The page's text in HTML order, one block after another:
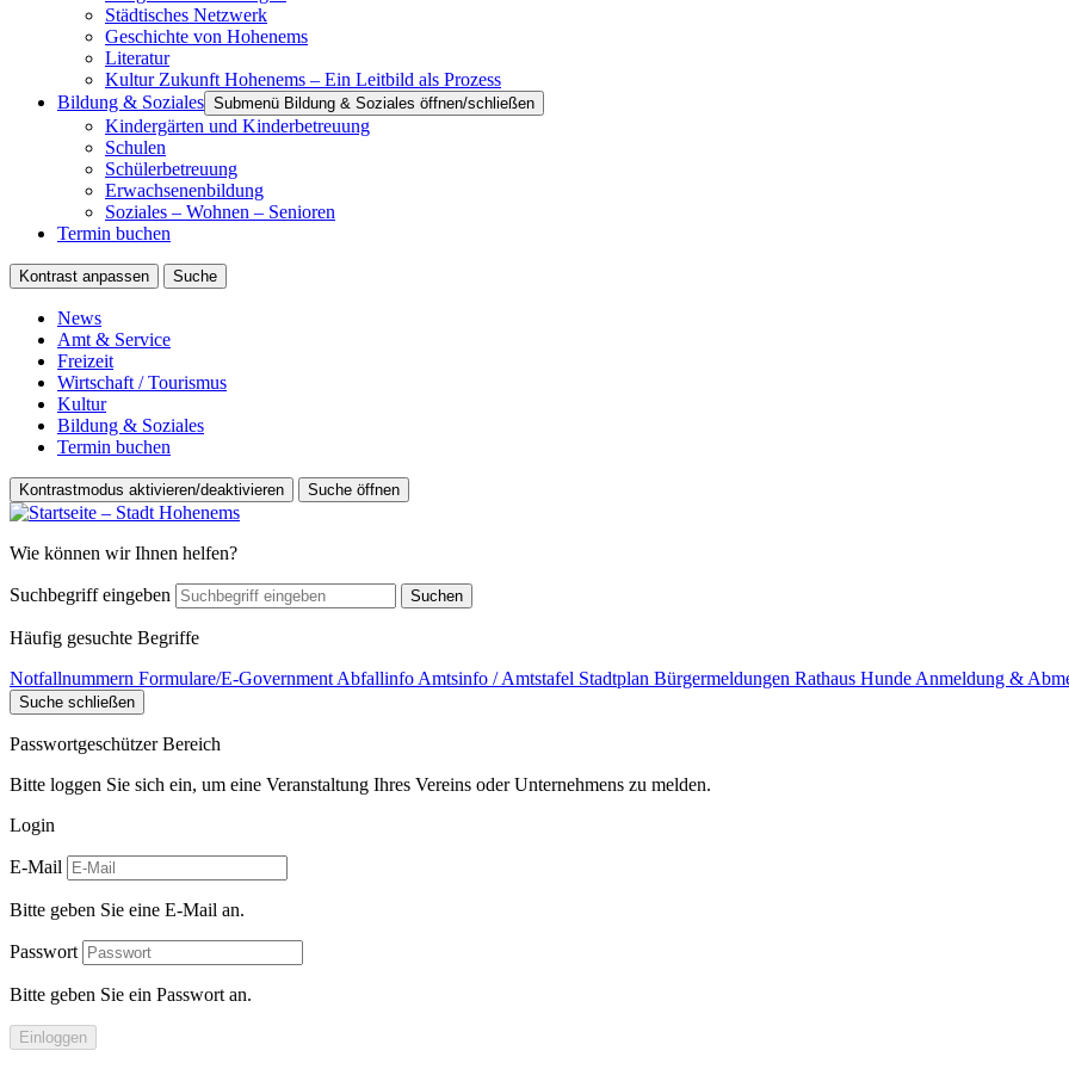
Städtisches Netzwerk
Geschichte von Hohenems
Literatur
Kultur Zukunft Hohenems – Ein Leitbild als Prozess
Bildung & Soziales Submenü Bildung & Soziales öffnen/schließen
Kindergärten und Kinderbetreuung
Schulen
Schülerbetreuung
Erwachsenenbildung
Soziales – Wohnen – Senioren
Termin buchen
Kontrast anpassen Suche
News
Amt & Service
Freizeit
Wirtschaft / Tourismus
Kultur
Bildung & Soziales
Termin buchen
Kontrastmodus aktivieren/deaktivieren Suche öffnen
Wie können wir Ihnen helfen?
Suchbegriff eingeben Suchen
Häufig gesuchte Begriffe
Notfallnummern Formulare/E-Government Abfallinfo Amtsinfo / Amtstafel Stadtplan Bürgermeldungen Rathaus Hunde Anmeldung &
Suche schließen
Passwortgeschützer Bereich
Bitte loggen Sie sich ein, um eine Veranstaltung Ihres Vereins oder Unternehmens zu melden.
Login
E-Mail
Bitte geben Sie eine E-Mail an.
Passwort
Bitte geben Sie ein Passwort an.
Einloggen